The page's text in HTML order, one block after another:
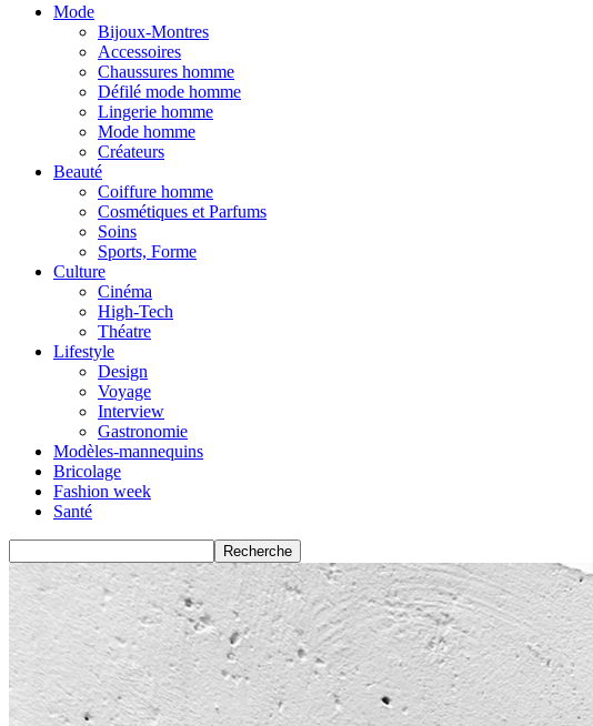
Mode
Bijoux-Montres
Accessoires
Chaussures homme
Défilé mode homme
Lingerie homme
Mode homme
Créateurs
Beauté
Coiffure homme
Cosmétiques et Parfums
Soins
Sports, Forme
Culture
Cinéma
High-Tech
Théatre
Lifestyle
Design
Voyage
Interview
Gastronomie
Modèles-mannequins
Bricolage
Fashion week
Santé